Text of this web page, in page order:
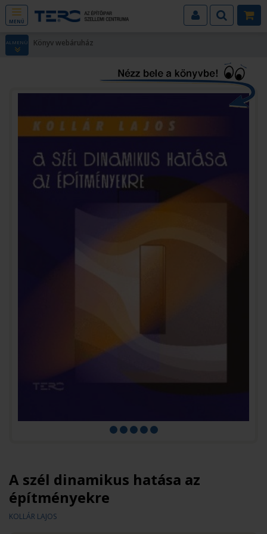
MENÜ
ALMENÜ Könyv webáruház
A szél dinamikus hatása az
építményekre
KOLLÁR LAJOS